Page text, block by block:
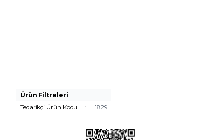
Ürün Filtreleri
Tedarikçi Ürün Kodu
: 1829